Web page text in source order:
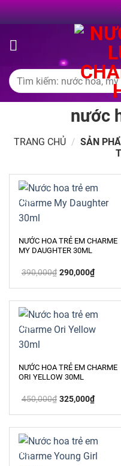
Chuyển
đến
dung
Tìm
kiếm:
nước
TRANG CHỦ / SẢN
-26%
NƯỚC HOA TRẺ EM CHARME
MY DAUGHTER 30ML
390,000₫ Giá
gốc
290,000₫Giá
hiện
-28%
NƯỚC HOA TRẺ EM CHARME
ORI YELLOW 30ML
450,000₫ Giá
gốc
325,000₫Giá
hiện
-9%